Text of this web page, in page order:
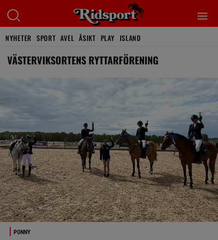
NYHETER SPORT AVEL ÅSIKT PLAY ISLAND
VÄSTERVIKSORTENS RYTTARFÖRENING
PONNY